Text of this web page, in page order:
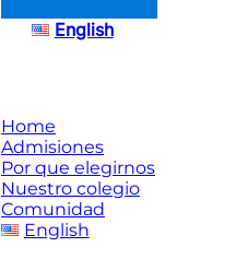
English
Home
Admisiones
Por que elegirnos
Nuestro colegio
Comunidad
English